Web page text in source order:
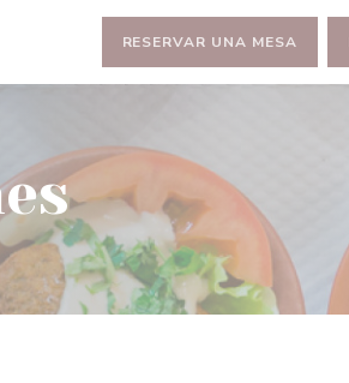
RESERVAR UNA MESA